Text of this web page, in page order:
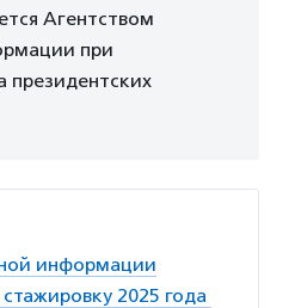
Агентством
при
информации
2025 года